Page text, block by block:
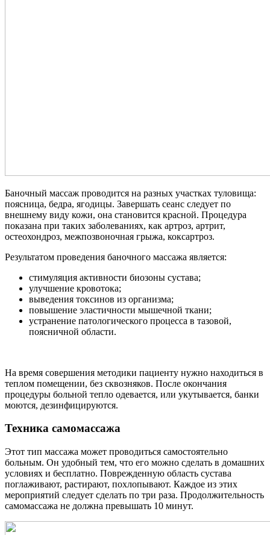
Баночный массаж проводится на разных участках туловища:
поясница, бедра, ягодицы. Завершать сеанс следует по
внешнему виду кожи, она становится красной. Процедура
показана при таких заболеваниях, как артроз, артрит,
остеохондроз, межпозвоночная грыжа, коксартроз.
Результатом проведения баночного массажа является:
стимуляция активности биозоны сустава;
улучшение кровотока;
выведения токсинов из организма;
повышение эластичности мышечной ткани;
устранение патологического процесса в тазовой,
поясничной области.
На время совершения методики пациенту нужно находиться в
теплом помещении, без сквозняков. После окончания
процедуры больной тепло одевается, или укутывается, банки
моются, дезинфицируются.
Техника самомассажа
Этот тип массажа может проводиться самостоятельно
больным. Он удобный тем, что его можно сделать в домашних
условиях и бесплатно. Поврежденную область сустава
поглаживают, растирают, похлопывают. Каждое из этих
мероприятий следует сделать по три раза. Продолжительность
самомассажа не должна превышать 10 минут.